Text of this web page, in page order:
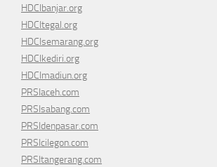
HDCIbanjar.org
HDCItegal.org
HDCIsemarang.org
HDCIkediri.org
HDCImadiun.org
PRSIaceh.com
PRSIsabang.com
PRSIdenpasar.com
PRSIcilegon.com
PRSItangerang.com